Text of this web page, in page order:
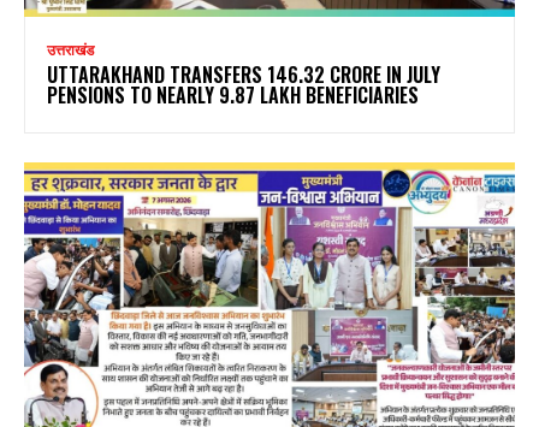
उत्तराखंड
UTTARAKHAND TRANSFERS ₹146.32 CRORE IN JULY
PENSIONS TO NEARLY 9.87 LAKH BENEFICIARIES